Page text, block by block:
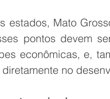
estados, Mato
pontos devem
econômicas, e,
no